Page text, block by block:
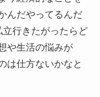
んだやってるんだ
行きたがったらど
や生活の悩みが
は仕方ないかなと